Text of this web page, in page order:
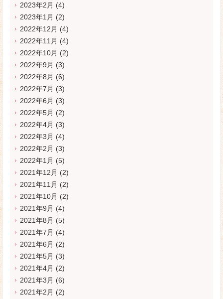
2023年2月 (4)
2023年1月 (2)
2022年12月 (4)
2022年11月 (4)
2022年10月 (2)
2022年9月 (3)
2022年8月 (6)
2022年7月 (3)
2022年6月 (3)
2022年5月 (2)
2022年4月 (3)
2022年3月 (4)
2022年2月 (3)
2022年1月 (5)
2021年12月 (2)
2021年11月 (2)
2021年10月 (2)
2021年9月 (4)
2021年8月 (5)
2021年7月 (4)
2021年6月 (2)
2021年5月 (3)
2021年4月 (2)
2021年3月 (6)
2021年2月 (2)